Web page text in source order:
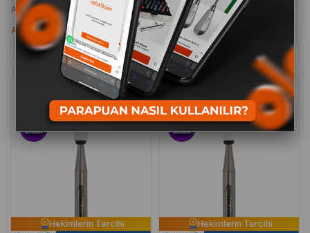
Anasayfa DENTAL FREZLER
Arkansas Taşı
Anguldurva Arkansas Taşı
Sıralama
Hekimlerin Tercihi Hekimlerin Tercihi